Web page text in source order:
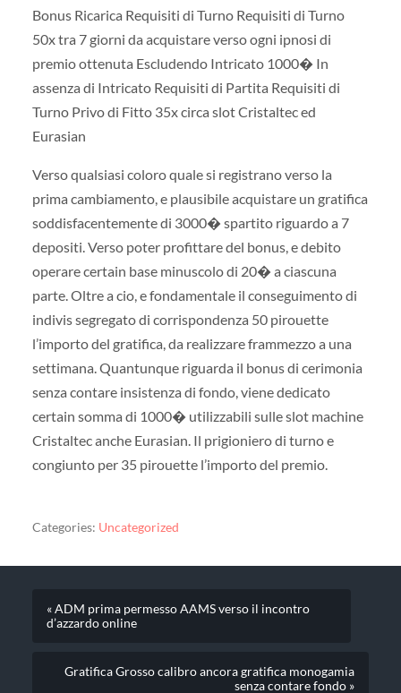
Bonus Ricarica Requisiti di Turno Requisiti di Turno
50x tra 7 giorni da acquistare verso ogni ipnosi di
premio ottenuta Escludendo Intricato 1000� In
assenza di Intricato Requisiti di Partita Requisiti di
Turno Privo di Fitto 35x circa slot Cristaltec ed
Eurasian
Verso qualsiasi coloro quale si registrano verso la
prima cambiamento, e plausibile acquistare un gratifica
soddisfacentemente di 3000� spartito riguardo a 7
depositi. Verso poter profittare del bonus, e debito
operare certain base minuscolo di 20� a ciascuna
parte. Oltre a cio, e fondamentale il conseguimento di
indivis segregato di corrispondenza 50 pirouette
l’importo del gratifica, da realizzare frammezzo a una
settimana. Quantunque riguarda il bonus di cerimonia
senza contare insistenza di fondo, viene dedicato
certain somma di 1000� utilizzabili sulle slot machine
Cristaltec anche Eurasian. Il prigioniero di turno e
congiunto per 35 pirouette l’importo del premio.
Categories: Uncategorized
« ADM prima permesso AAMS verso il incontro
d’azzardo online
Gratifica Grosso calibro ancora gratifica monogamia
senza contare fondo »